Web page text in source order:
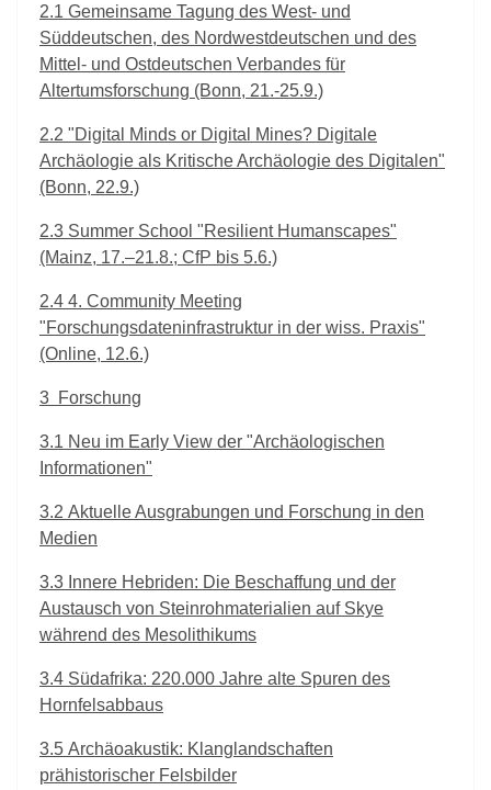
2.1 Gemeinsame Tagung des West- und
Süddeutschen, des Nordwestdeutschen und des
Mittel- und Ostdeutschen Verbandes für
Altertumsforschung (Bonn, 21.-25.9.)
2.2 "Digital Minds or Digital Mines? Digitale
Archäologie als Kritische Archäologie des Digitalen"
(Bonn, 22.9.)
2.3 Summer School "Resilient Humanscapes"
(Mainz, 17.–21.8.; CfP bis 5.6.)
2.4 4. Community Meeting
"Forschungsdateninfrastruktur in der wiss. Praxis"
(Online, 12.6.)
3 Forschung
3.1 Neu im Early View der "Archäologischen
Informationen"
3.2 Aktuelle Ausgrabungen und Forschung in den
Medien
3.3 Innere Hebriden: Die Beschaffung und der
Austausch von Steinrohmaterialien auf Skye
während des Mesolithikums
3.4 Südafrika: 220.000 Jahre alte Spuren des
Hornfelsabbaus
3.5 Archäoakustik: Klanglandschaften
prähistorischer Felsbilder